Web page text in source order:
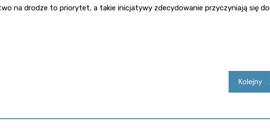
na drodze to priorytet, a takie inicjatywy zdecydowanie przyczyniają się do
Kolejny